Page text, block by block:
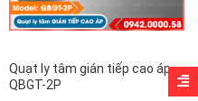
Quạt ly tâm gián tiếp cao áp
QBGT-2P